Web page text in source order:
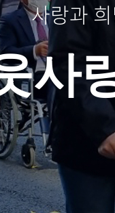
사랑과
사